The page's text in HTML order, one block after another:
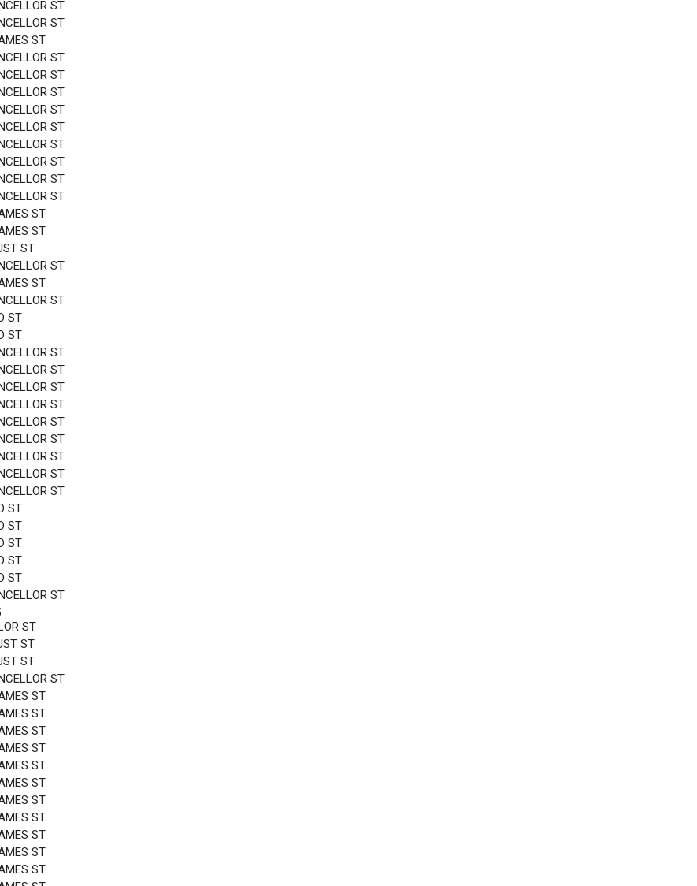
ST
ST
ST
ST
ST
ST
ST
ST
ST
ST
ST
ST
ST
ST
ST
ST
ST
ST
ST
ST
ST
ST
ST
ST
ST
ST
ST
ST
ST
ST
ST
ST
ST
ST
ST
ST
ST
ST
ST
ST
ST
ST
ST
ST
ST
ST
ST
ST
ST
ST